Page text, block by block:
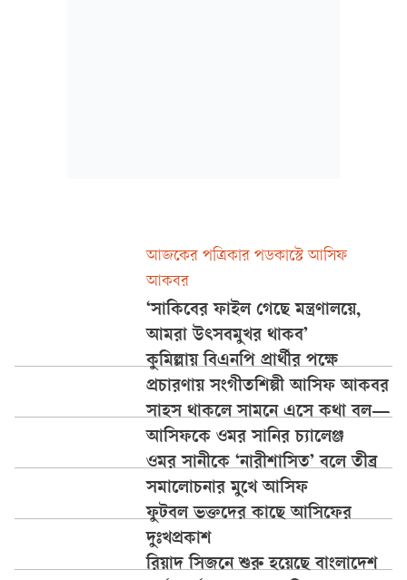
আজকের পত্রিকার পডকাস্টে আসিফ
আকবর
‘সাকিবের ফাইল গেছে মন্ত্রণালয়ে,
আমরা উৎসবমুখর থাকব’
কুমিল্লায় বিএনপি প্রার্থীর পক্ষে
প্রচারণায় সংগীতশিল্পী আসিফ আকবর
সাহস থাকলে সামনে এসে কথা বল—
আসিফকে ওমর সানির চ্যালেঞ্জ
ওমর সানীকে ‘নারীশাসিত’ বলে তীব্র
সমালোচনার মুখে আসিফ
ফুটবল ভক্তদের কাছে আসিফের
দুঃখপ্রকাশ
রিয়াদ সিজনে শুরু হয়েছে বাংলাদেশ